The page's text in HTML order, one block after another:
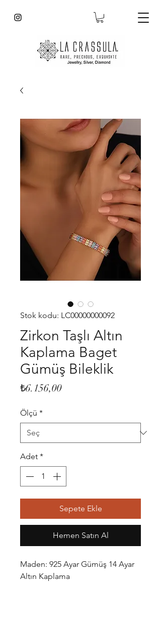
Stok kodu: LC00000000092
Zirkon Taşlı Altın
Kaplama Baget
Gümüş Bileklik
₺6.156,00Fiyat
Ölçü *
Adet *
Sepete Ekle
Hemen Satın Al
Maden: 925 Ayar Gümüş 14 Ayar
Altın Kaplama